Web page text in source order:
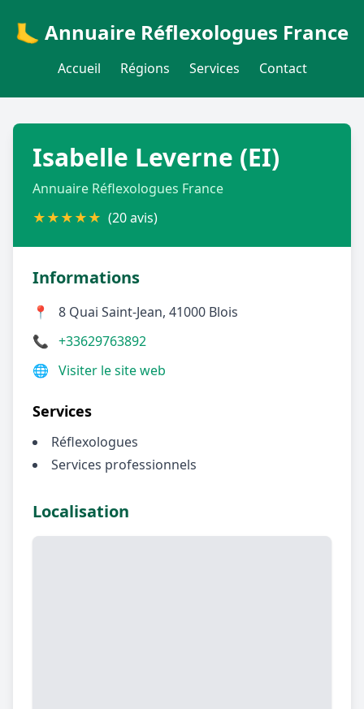
🦶 Annuaire Réflexologues France
Accueil Régions Services Contact
Isabelle Leverne (EI)
Annuaire Réflexologues France
★★★★★ (20 avis)
Informations
📍
8 Quai Saint-Jean, 41000 Blois
📞 +33629763892
🌐 Visiter le site web
Services
Réflexologues
Services professionnels
Localisation